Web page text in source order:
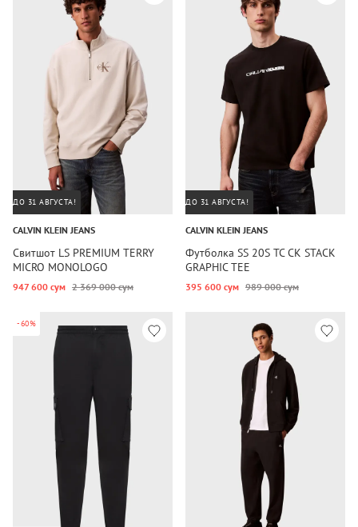
ДО 31 АВГУСТА!
CALVIN KLEIN JEANS
Свитшот LS PREMIUM TERRY
MICRO MONOLOGO
947 600 сум 2 369 000 сум
ДО 31 АВГУСТА!
CALVIN KLEIN JEANS
Футболка SS 20S TC CK STACK
GRAPHIC TEE
395 600 сум 989 000 сум
-60%